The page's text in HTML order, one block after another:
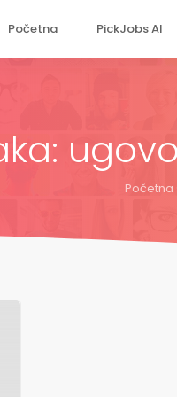
Početna PickJobs AI
Početna